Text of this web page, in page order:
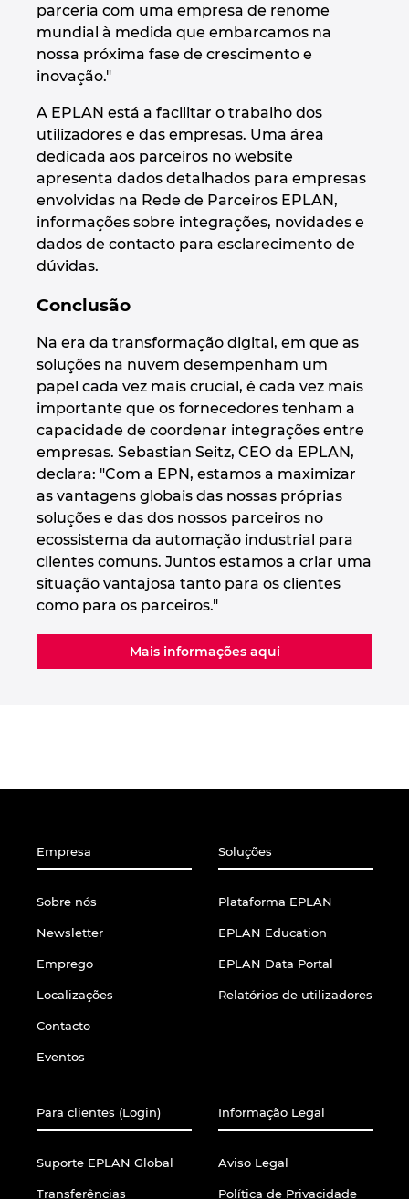
parceria com uma empresa de renome
mundial à medida que embarcamos na
nossa próxima fase de crescimento e
inovação."
A EPLAN está a facilitar o trabalho dos
utilizadores e das empresas. Uma área
dedicada aos parceiros no website
apresenta dados detalhados para empresas
envolvidas na Rede de Parceiros EPLAN,
informações sobre integrações, novidades e
dados de contacto para esclarecimento de
dúvidas.
Conclusão
Na era da transformação digital, em que as
soluções na nuvem desempenham um
papel cada vez mais crucial, é cada vez mais
importante que os fornecedores tenham a
capacidade de coordenar integrações entre
empresas. Sebastian Seitz, CEO da EPLAN,
declara: "Com a EPN, estamos a maximizar
as vantagens globais das nossas próprias
soluções e das dos nossos parceiros no
ecossistema da automação industrial para
clientes comuns. Juntos estamos a criar uma
situação vantajosa tanto para os clientes
como para os parceiros."
Mais informações aqui
Empresa
Sobre nós
Newsletter
Emprego
Localizações
Contacto
Eventos
Soluções
Plataforma EPLAN
EPLAN Education
EPLAN Data Portal
Relatórios de utilizadores
Para clientes (Login)
Suporte EPLAN Global
Transferências
Informação Legal
Aviso Legal
Política de Privacidade